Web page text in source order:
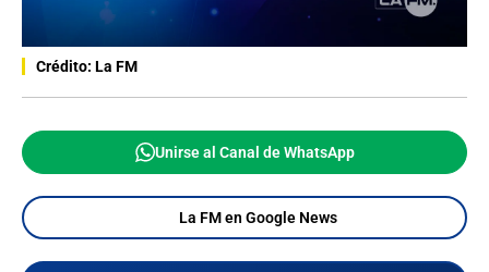
Crédito: La FM
Unirse al Canal de WhatsApp
La FM en Google News